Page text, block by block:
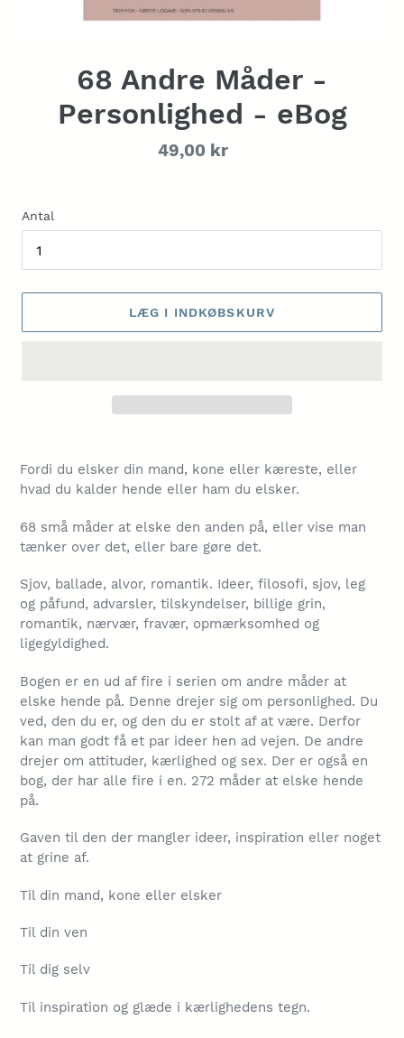
68 Andre Måder -
Personlighed - eBog
Normalpris
49,00 kr
Antal
LÆG I INDKØBSKURV
produkt
i
indkøbskurv
Fordi du elsker din mand, kone eller kæreste, eller
hvad du kalder hende eller ham du elsker.
68 små måder at elske den anden på, eller vise man
tænker over det, eller bare gøre det.
Sjov, ballade, alvor, romantik. Ideer, filosofi, sjov, leg
og påfund, advarsler, tilskyndelser, billige grin,
romantik, nærvær, fravær, opmærksomhed og
ligegyldighed.
Bogen er en ud af fire i serien om andre måder at
elske hende på. Denne drejer sig om personlighed. Du
ved, den du er, og den du er stolt af at være. Derfor
kan man godt få et par ideer hen ad vejen. De andre
drejer om attituder, kærlighed og sex. Der er også en
bog, der har alle fire i en. 272 måder at elske hende
på.
Gaven til den der mangler ideer, inspiration eller noget
at grine af.
Til din mand, kone eller elsker
Til din ven
Til dig selv
Til inspiration og glæde i kærlighedens tegn.